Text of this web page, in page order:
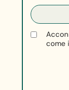
come